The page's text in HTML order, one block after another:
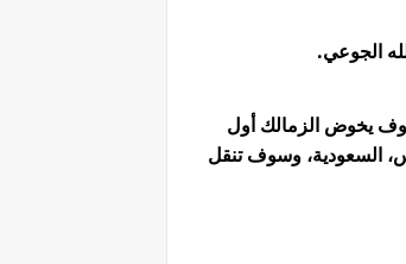
الجوعي.
يخوض الزمالك أول
بتوقيت القاهرة والقدس، السعودية، وسوف تنقل